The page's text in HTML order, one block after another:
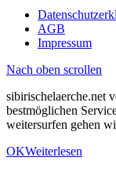
AGB
Impressum
Nach oben scrollen
sibirischelaerche.net
bestmöglichen
weitersurfen gehen
OKWeiterlesen